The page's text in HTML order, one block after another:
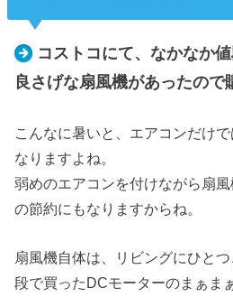
コストコにて、なかなか
良さげな扇風機があったので
こんなに暑いと、エアコンだけ
なりますよね。
弱めのエアコンを付けながら扇
の節約にもなりますからね。
扇風機自体は、リビングにひと
段で買ったDCモーターのまぁま